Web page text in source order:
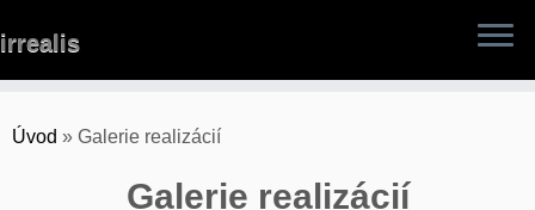
to
irrealis
Úvod » Galerie realizácií
Galerie realizácií